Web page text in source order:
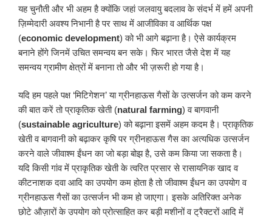
यह चुनौती और भी अहम है क्योंकि जहां जलवायु बदलाव के संदर्भ में हमें अपनी
ज़िम्मेदारी अवश्य निभानी है पर साथ में आजीविका व आर्थिक पक्ष
(economic development) को भी आगे बढ़ाना है। ऐसे कार्यक्रम
बनाने होंगे जिनमें उचित समन्वय बन सके। फिर भारत जैसे देश में यह
समन्वय ग्रामीण क्षेत्रों में बनाना तो और भी ज़रूरी हो गया है।
यदि हम पहले पक्ष ‘मिटिगेशन’ या ग्रीनहाऊस गैसों के उत्सर्जन को कम करने
की बात करें तो प्राकृतिक खेती (natural farming) व बागवानी
(sustainable agriculture) को बढ़ाना इसमें अहम कदम है। प्राकृतिक
खेती व बागवानी को बढ़ाकर कृषि पर ग्रीनहाऊस गैस का अत्यधिक उत्सर्जन
करने वाले जीवाश्म ईंधन का जो बड़ा बोझ है, उसे कम किया जा सकता है।
यदि किसी गांव में प्राकृतिक खेती के त्वरित प्रसार से रासायनिक खाद व
कीटनाशक दवा आदि का उपयोग कम होता है तो जीवाश्म ईंधन का उपयोग व
ग्रीनहाऊस गैसों का उत्सर्जन भी कम हो जाएगा। इसके अतिरिक्त अनेक
छोटे औज़ारों के उपयोग को प्रोत्साहित कर बड़ी मशीनों व ट्रैक्टरों आदि में